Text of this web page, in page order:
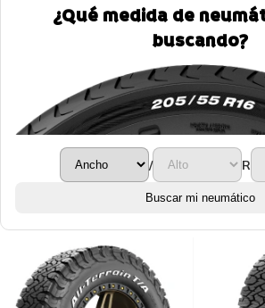
¿Qué medida de
buscando?
/ R
Buscar mi neumático